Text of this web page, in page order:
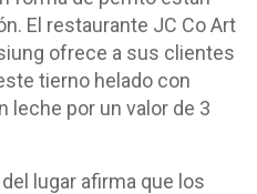
El restaurante JC Co Art
ofrece a sus clientes
tierno helado con
leche por un valor de 3
lugar afirma que los